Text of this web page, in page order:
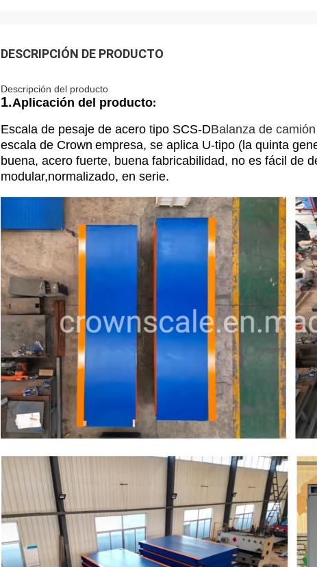
DESCRIPCIÓN DE PRODUCTO
Descripción del producto
1.Aplicación del producto:
Escala de pesaje de acero tipo SCS-DBalanza de camión
escala de Crown empresa, se aplica U-tipo (la quinta
buena, acero fuerte, buena fabricabilidad, no es fácil de
modular,normalizado, en serie.